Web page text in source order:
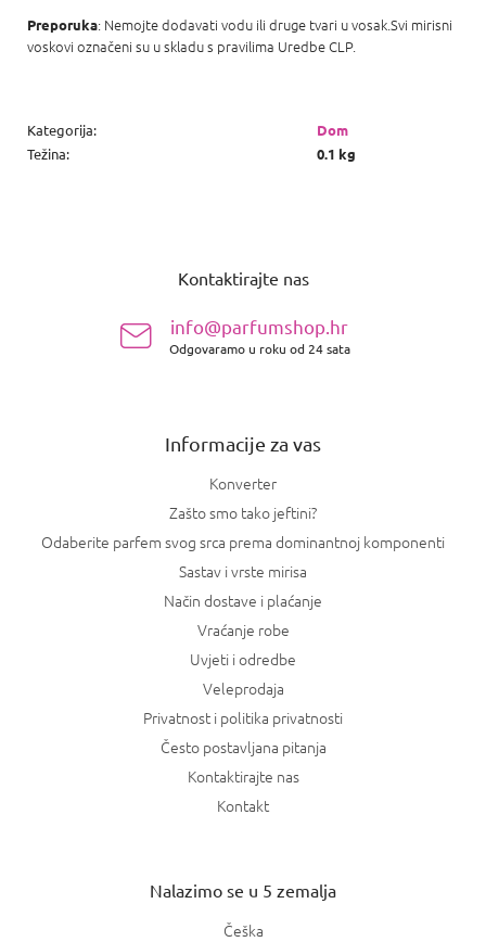
Preporuka: Nemojte dodavati vodu ili druge tvari u vosak.Svi mirisni
voskovi označeni su u skladu s pravilima Uredbe CLP.
Kategorija:
Dom
Težina: 0.1 kg
Kontaktirajte nas
info@parfumshop.hr
Odgovaramo u roku od 24 sata
Informacije za vas
Konverter
Zašto smo tako jeftini?
Odaberite parfem svog srca prema dominantnoj komponenti
Sastav i vrste mirisa
Način dostave i plaćanje
Vraćanje robe
Uvjeti i odredbe
Veleprodaja
Privatnost i politika privatnosti
Često postavljana pitanja
Kontaktirajte nas
Kontakt
Nalazimo se u 5 zemalja
Češka